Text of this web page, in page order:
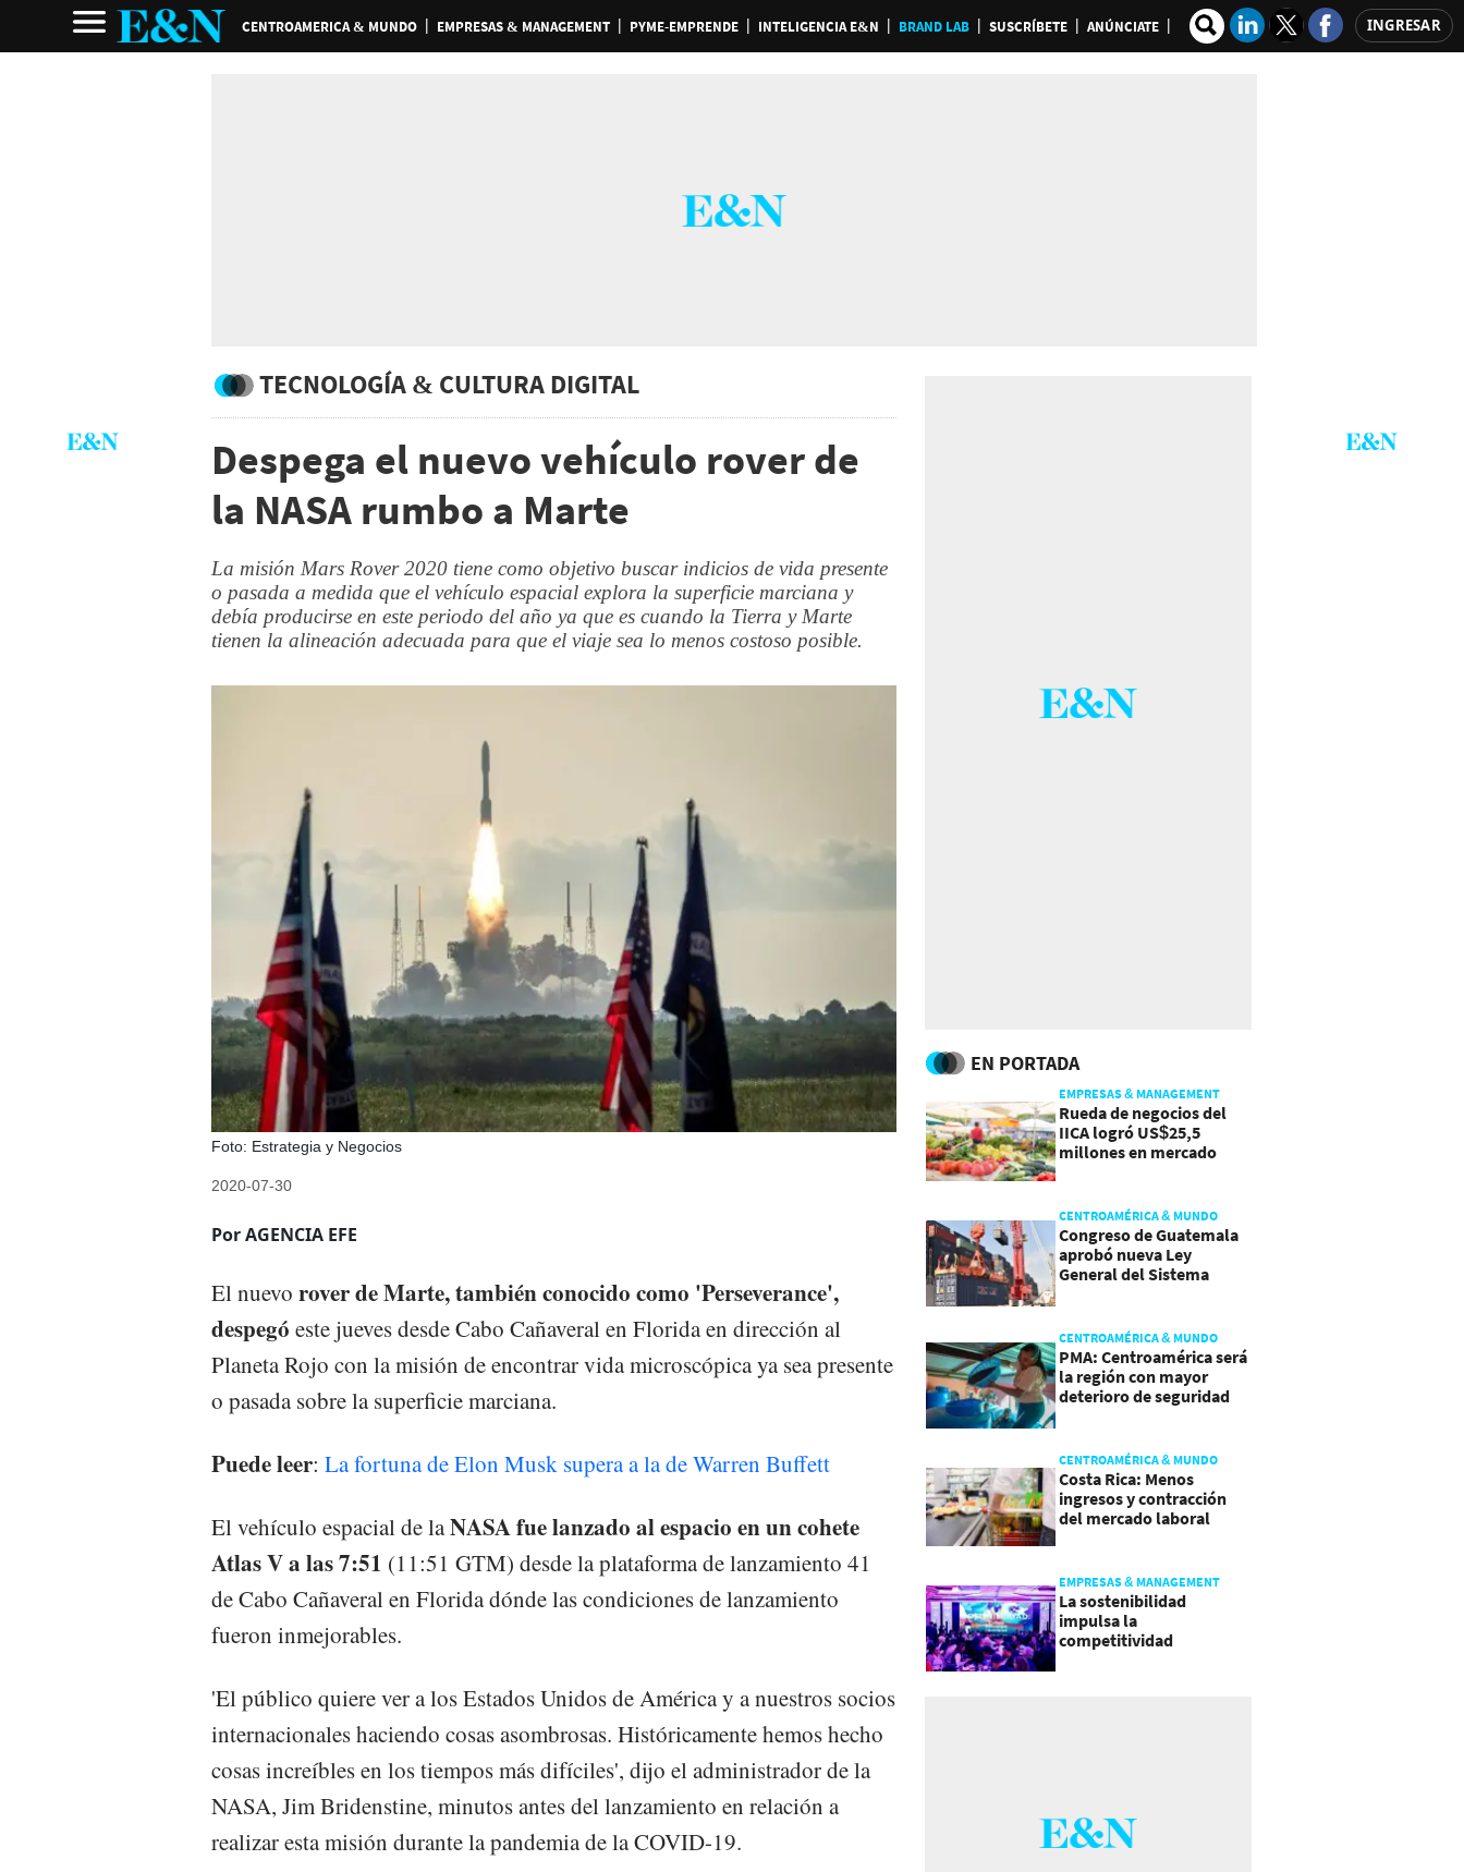
CENTROAMERICA & MUNDO EMPRESAS & MANAGEMENT PYME-EMPRENDE INTELIGENCIA E&N BRAND LAB SUSCRÍBETE ANÚNCIATE INGRESAR
TECNOLOGÍA & CULTURA DIGITAL
Despega el nuevo vehículo rover de
la NASA rumbo a Marte
La misión Mars Rover 2020 tiene como objetivo buscar indicios de vida presente
o pasada a medida que el vehículo espacial explora la superficie marciana y
debía producirse en este periodo del año ya que es cuando la Tierra y Marte
tienen la alineación adecuada para que el viaje sea lo menos costoso posible.
Foto: Estrategia y Negocios
2020-07-30
Por AGENCIA EFE
El nuevo rover de Marte, también conocido como 'Perseverance',
despegó este jueves desde Cabo Cañaveral en Florida en dirección al
Planeta Rojo con la misión de encontrar vida microscópica ya sea presente
o pasada sobre la superficie marciana.
Puede leer: La fortuna de Elon Musk supera a la de Warren Buffett
El vehículo espacial de laNASA fue lanzado al espacio en un cohete
Atlas V a las 7:51 (11:51 GTM) desde la plataforma de lanzamiento 41
de Cabo Cañaveral en Florida dónde las condiciones de lanzamiento
fueron inmejorables.
'El público quiere ver a los Estados Unidos de América y a nuestros socios
internacionales haciendo cosas asombrosas. Históricamente hemos hecho
cosas increíbles en los tiempos más difíciles', dijo el administrador de la
NASA, Jim Bridenstine, minutos antes del lanzamiento en relación a
realizar esta misión durante la pandemia de la COVID-19.
EN PORTADA
EMPRESAS & MANAGEMENT
Rueda de negocios del
IICA logró US$25,5
millones en mercado
CENTROAMÉRICA & MUNDO
Congreso de Guatemala
aprobó nueva Ley
General del Sistema
CENTROAMÉRICA & MUNDO
PMA: Centroamérica será
la región con mayor
deterioro de seguridad
CENTROAMÉRICA & MUNDO
Costa Rica: Menos
ingresos y contracción
del mercado laboral
EMPRESAS & MANAGEMENT
La sostenibilidad
impulsa la
competitividad